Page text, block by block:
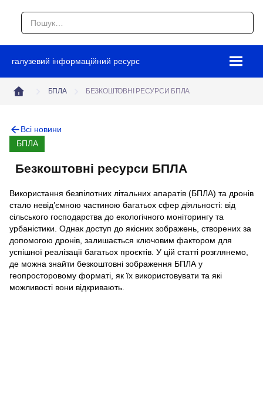
галузевий інформаційний ресурс
БПЛА БЕЗКОШТОВНІ РЕСУРСИ БПЛА
Всі новини
БПЛА
Безкоштовні ресурси БПЛА
Використання безпілотних літальних апаратів (БПЛА) та дронів
стало невід’ємною частиною багатьох сфер діяльності: від
сільського господарства до екологічного моніторингу та
урбаністики. Однак доступ до якісних зображень, створених за
допомогою дронів, залишається ключовим фактором для
успішної реалізації багатьох проєктів. У цій статті розглянемо,
де можна знайти безкоштовні зображення БПЛА у
геопросторовому форматі, як їх використовувати та які
можливості вони відкривають.